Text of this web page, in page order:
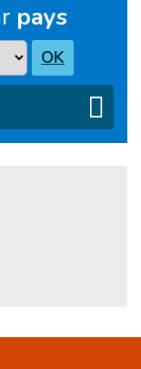
pays
OK